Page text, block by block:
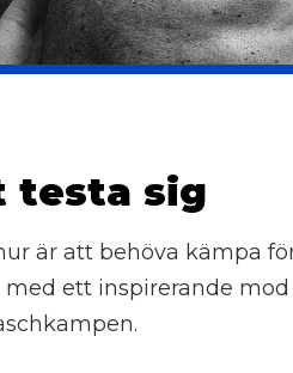
testa sig
är att behöva kämpa
ett inspirerande